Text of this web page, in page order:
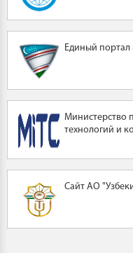
Единый
Министерство
технологий и
Сайт АО